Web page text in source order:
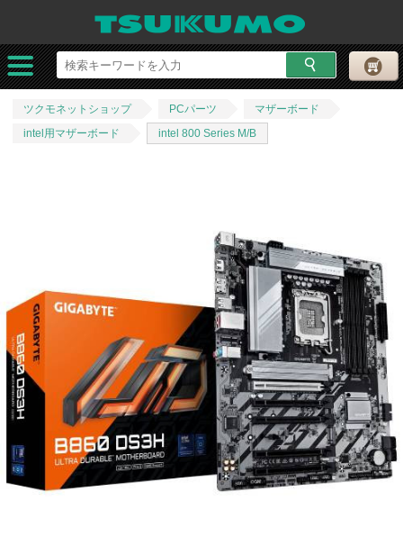
ツクモネットショップ PCパーツ
マザーボード
intel用マザーボード
intel 800 Series M/B